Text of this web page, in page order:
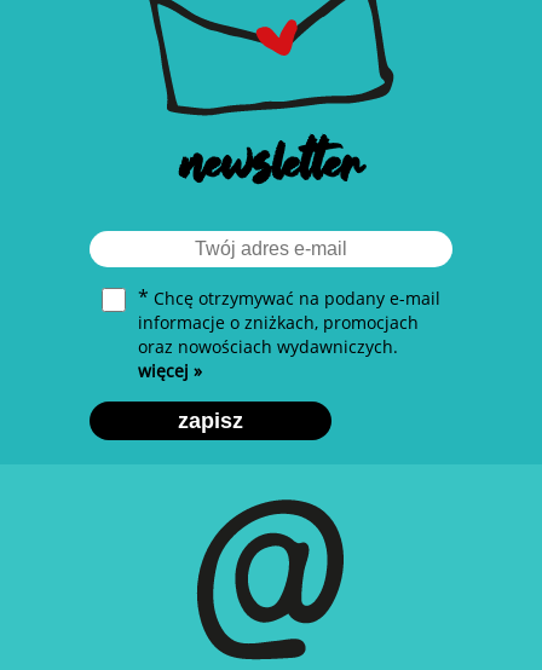
newsletter
* Chcę otrzymywać na podany e-mail
informacje o zniżkach, promocjach
oraz nowościach wydawniczych.
więcej »
zapisz